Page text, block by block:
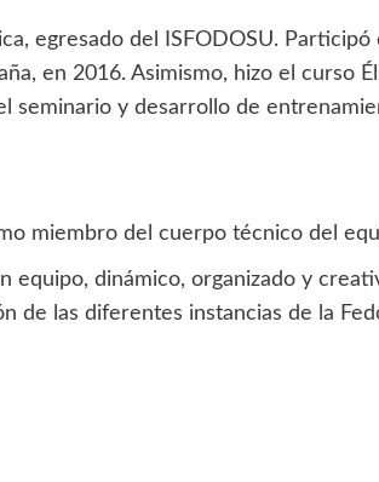
egresado del ISFODOSU. Participó
en 2016. Asimismo, hizo el curso
seminario y desarrollo de
miembro del cuerpo técnico del
equipo, dinámico, organizado y
de las diferentes instancias de la